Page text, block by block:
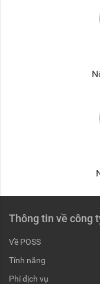
Thông tin về công
Về POSS
Tính năng
Phí dịch vụ